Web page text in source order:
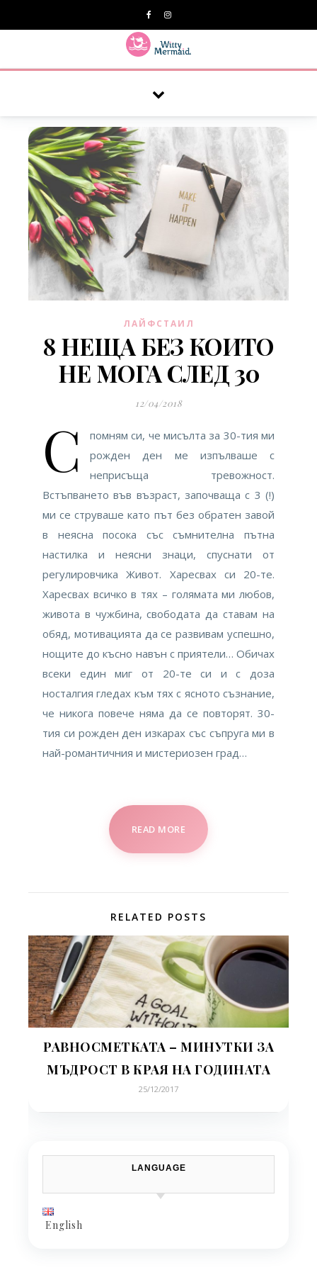
ЛАЙФСТАИЛ
8 НЕЩА БЕЗ КОИТО
НЕ МОГА СЛЕД 30
12/04/2018
С
помням си, че мисълта за 30-тия ми
рожден ден ме изпълваше с
неприсъща тревожност.
Встъпването във възраст, започваща с 3 (!)
ми се струваше като път без обратен завой
в неясна посока със съмнителна пътна
настилка и неясни знаци, спуснати от
регулировчика Живот. Харесвах си 20-те.
Харесвах всичко в тях – голямата ми любов,
живота в чужбина, свободата да ставам на
обяд, мотивацията да се развивам успешнo,
нощите до късно навън с приятели… Обичах
всеки един миг от 20-те си и с доза
носталгия гледах към тях с ясното съзнание,
че никога повече няма да се повторят. 30-
тия си рожден ден изкарах със съпруга ми в
най-романтичния и мистериозен град…
READ MORE
RELATED POSTS
РАВНОСМЕТКАТА – МИНУТКИ ЗА
МЪДРОСТ В КРАЯ НА ГОДИНАТА
25/12/2017
LANGUAGE
English